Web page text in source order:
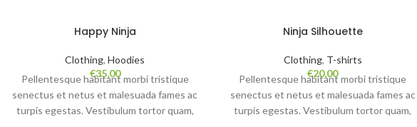
Happy Ninja
Clothing,Hoodies
€35,00
Pellentesque habitant morbi tristique
senectus et netus et malesuada fames ac
turpis egestas. Vestibulum tortor quam,
Ninja Silhouette
Clothing, T-shirts
€20,00
Pellentesque habitant morbi tristique
senectus et netus et malesuada fames ac
turpis egestas. Vestibulum tortor quam,